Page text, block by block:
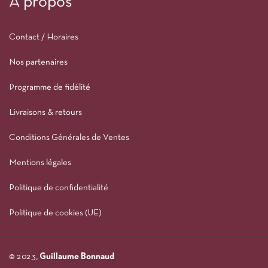
Contact / Horaires
Nos partenaires
Programme de fidélité
Livraisons & retours
Conditions Générales de Ventes
Mentions légales
Politique de confidentialité
Politique de cookies (UE)
© 2023, Guillaume Bonnaud